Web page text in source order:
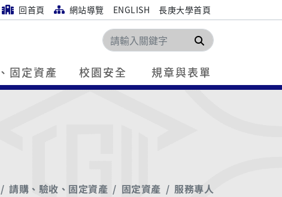
回首頁 網站導覽 ENGLISH 長庚大學首頁
搜尋
固定資產 校園安全 規章與表單
請購、驗收、固定資產 固定資產 服務專人